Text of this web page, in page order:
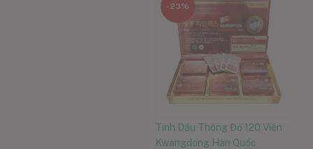
-23%
Tinh Dầu Thông Đỏ 120 Viên
Kwangdong Hàn Quốc